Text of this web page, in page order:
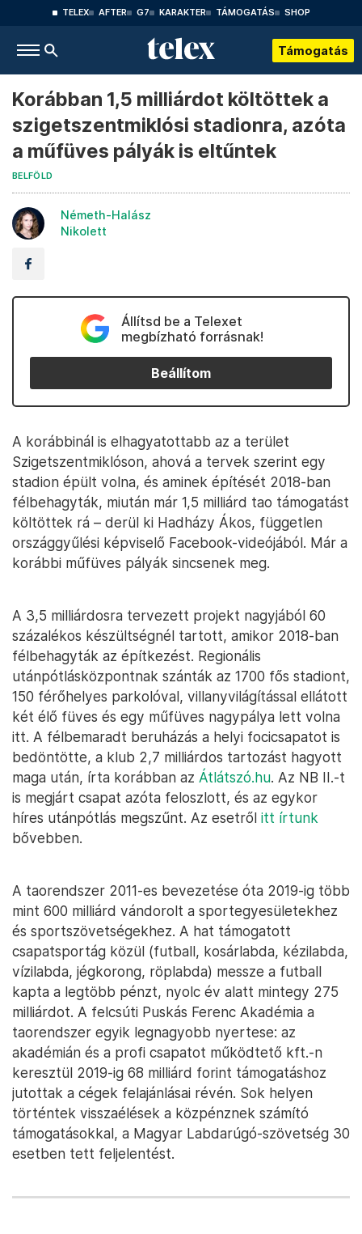
TELEX AFTER G7 KARAKTER TÁMOGATÁS SHOP
Támogatás
Korábban 1,5 milliárdot költöttek a
szigetszentmiklósi stadionra, azóta
a műfüves pályák is eltűntek
BELFÖLD
Németh-Halász
Nikolett
Állítsd be a Telexet
megbízható forrásnak!
Beállítom
A korábbinál is elhagyatottabb az a terület
Szigetszentmiklóson, ahová a tervek szerint egy
stadion épült volna, és aminek építését 2018-ban
félbehagyták, miután már 1,5 milliárd tao támogatást
költöttek rá – derül ki Hadházy Ákos, független
országgyűlési képviselő Facebook-videójából. Már a
korábbi műfüves pályák sincsenek meg.
A 3,5 milliárdosra tervezett projekt nagyjából 60
százalékos készültségnél tartott, amikor 2018-ban
félbehagyták az építkezést. Regionális
utánpótlásközpontnak szánták az 1700 fős stadiont,
150 férőhelyes parkolóval, villanyvilágítással ellátott
két élő füves és egy műfüves nagypálya lett volna
itt. A félbemaradt beruházás a helyi focicsapatot is
bedöntötte, a klub 2,7 milliárdos tartozást hagyott
maga után, írta korábban az Átlátszó.hu. Az NB II.-t
is megjárt csapat azóta feloszlott, és az egykor
híres utánpótlás megszűnt. Az esetről itt írtunk
bővebben.
A taorendszer 2011-es bevezetése óta 2019-ig több
mint 600 milliárd vándorolt a sportegyesületekhez
és sportszövetségekhez. A hat támogatott
csapatsportág közül (futball, kosárlabda, kézilabda,
vízilabda, jégkorong, röplabda) messze a futball
kapta a legtöbb pénzt, nyolc év alatt mintegy 275
milliárdot. A felcsúti Puskás Ferenc Akadémia a
taorendszer egyik legnagyobb nyertese: az
akadémián és a profi csapatot működtető kft.-n
keresztül 2019-ig 68 milliárd forint támogatáshoz
jutottak a cégek felajánlásai révén. Sok helyen
történtek visszaélések a közpénznek számító
támogatásokkal, a Magyar Labdarúgó-szövetség 30
esetben tett feljelentést.